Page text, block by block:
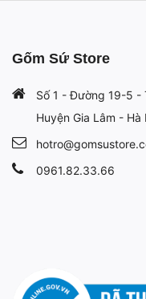
Gốm Sứ Store
Số 1 - Đường 19-5 -
Huyện Gia Lâm - Hà
0961.82.33.66